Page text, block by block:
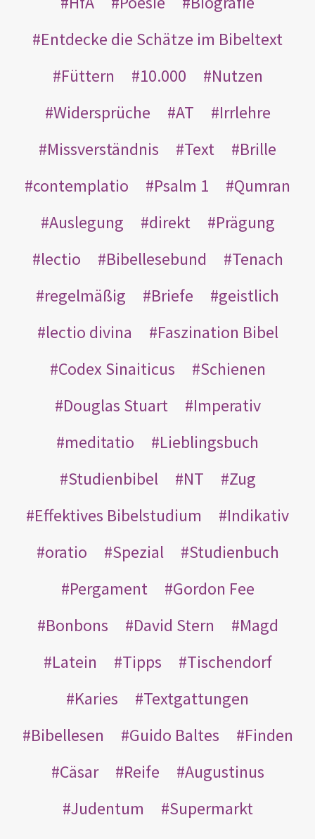
Entdecke die Schätze im Bibeltext
Füttern
10.000
Nutzen
Widersprüche
AT
Irrlehre
Missverständnis
Text
Brille
contemplatio
Psalm 1
Qumran
Auslegung
direkt
Prägung
lectio
Bibellesebund
Tenach
regelmäßig
Briefe
geistlich
lectio divina
Faszination Bibel
Codex Sinaiticus
Schienen
Douglas Stuart
Imperativ
meditatio
Lieblingsbuch
Studienbibel
NT
Zug
Effektives Bibelstudium
Indikativ
oratio
Spezial
Studienbuch
Pergament
Gordon Fee
Bonbons
David Stern
Magd
Latein
Tipps
Tischendorf
Karies
Textgattungen
Bibellesen
Guido Baltes
Finden
Cäsar
Reife
Augustinus
Judentum
Supermarkt